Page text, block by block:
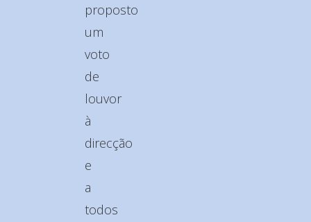
proposto
um
voto
de
louvor
à
direcção
e
a
todos